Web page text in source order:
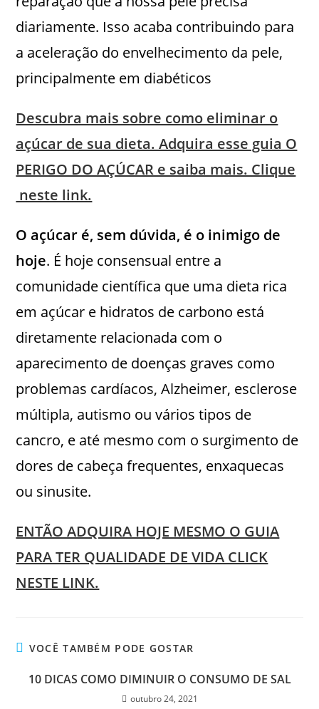
diariamente. Isso acaba contribuindo para
a aceleração do envelhecimento da pele,
principalmente em diabéticos
Descubra mais sobre como eliminar o
açúcar de sua dieta. Adquira esse guia O
PERIGO DO AÇÚCAR e saiba mais. Clique
neste link.
O açúcar é, sem dúvida, é o inimigo de
hoje. É hoje consensual entre a
comunidade científica que uma dieta rica
em açúcar e hidratos de carbono está
diretamente relacionada com o
aparecimento de doenças graves como
problemas cardíacos, Alzheimer, esclerose
múltipla, autismo ou vários tipos de
cancro, e até mesmo com o surgimento de
dores de cabeça frequentes, enxaquecas
ou sinusite.
ENTÃO ADQUIRA HOJE MESMO O GUIA
PARA TER QUALIDADE DE VIDA CLICK
NESTE LINK.
VOCÊ TAMBÉM PODE GOSTAR
10 DICAS COMO DIMINUIR O CONSUMO DE SAL
outubro 24, 2021